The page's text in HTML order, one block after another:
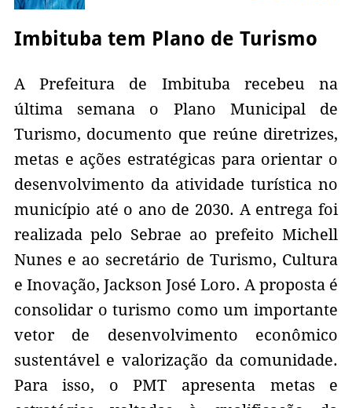
Imbituba tem Plano de Turismo
A Prefeitura de Imbituba recebeu na
última semana o Plano Municipal de
Turismo, documento que reúne diretrizes,
metas e ações estratégicas para orientar o
desenvolvimento da atividade turística no
município até o ano de 2030. A entrega foi
realizada pelo Sebrae ao prefeito Michell
Nunes e ao secretário de Turismo, Cultura
e Inovação, Jackson José Loro. A proposta é
consolidar o turismo como um importante
vetor de desenvolvimento econômico
sustentável e valorização da comunidade.
Para isso, o PMT apresenta metas e